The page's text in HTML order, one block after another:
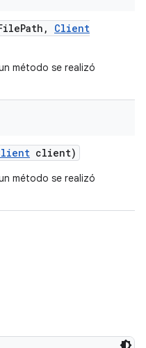
Path ,
Client
método se realizó
client)
método se realizó